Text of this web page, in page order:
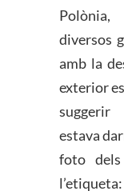
diversos
amb la
exterior
suggerir
estava
foto